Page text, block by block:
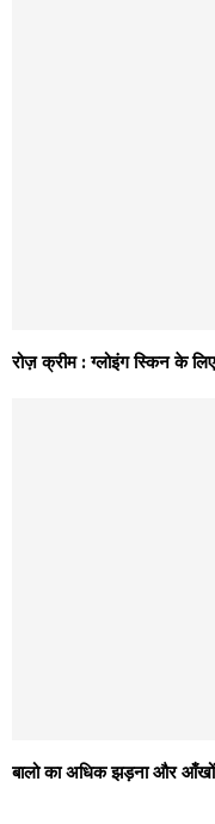
रोज़ क्रीम : ग्लोइंग स्किन के
बालो का अधिक झड़ना और आँखों